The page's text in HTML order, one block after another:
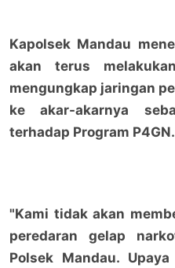
Kapolsek Mandau
akan terus
mengungkap jaringan
ke akar-akarnya
terhadap Program P4GN.
"Kami tidak akan
peredaran gelap
Polsek Mandau.